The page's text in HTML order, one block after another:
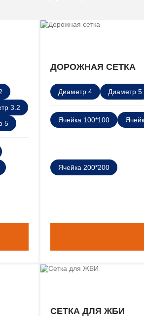
3.2
5
ДОРОЖНАЯ СЕТКА
Диаметр 4 Диаметр 5
Ячейка 100*100
Ячейка 200*200
СЕТКА ДЛЯ ЖБИ